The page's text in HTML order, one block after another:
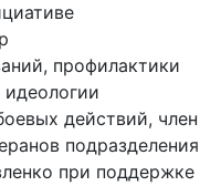
профилактики
действий, член
подразделения
при поддержке